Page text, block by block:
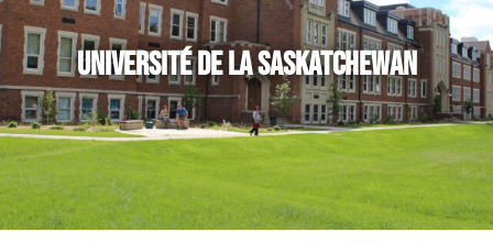
Université de la Saskatchewan